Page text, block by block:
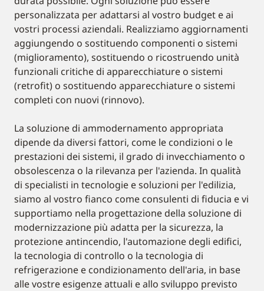
personalizzata per adattarsi al vostro budget e ai
vostri processi aziendali. Realizziamo aggiornamenti
aggiungendo o sostituendo componenti o sistemi
(miglioramento), sostituendo o ricostruendo unità
funzionali critiche di apparecchiature o sistemi
(retrofit) o sostituendo apparecchiature o sistemi
completi con nuovi (rinnovo).
La soluzione di ammodernamento appropriata
dipende da diversi fattori, come le condizioni o le
prestazioni dei sistemi, il grado di invecchiamento o
obsolescenza o la rilevanza per l'azienda. In qualità
di specialisti in tecnologie e soluzioni per l'edilizia,
siamo al vostro fianco come consulenti di fiducia e vi
supportiamo nella progettazione della soluzione di
modernizzazione più adatta per la sicurezza, la
protezione antincendio, l'automazione degli edifici,
la tecnologia di controllo o la tecnologia di
refrigerazione e condizionamento dell'aria, in base
alle vostre esigenze attuali e allo sviluppo previsto